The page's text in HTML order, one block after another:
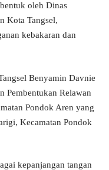
oleh Dinas
Kota Tangsel,
kebakaran dan
Benyamin Davnie
Pembentukan Relawan
Pondok Aren yang
Kecamatan Pondok
kepanjangan tangan